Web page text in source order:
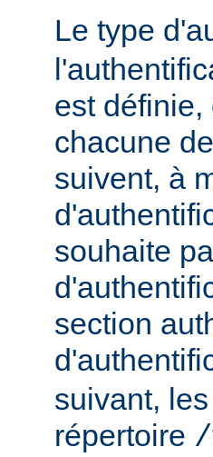
Le type
est
chacune
suivent, à
souhaite
section
suivant,
répertoire /